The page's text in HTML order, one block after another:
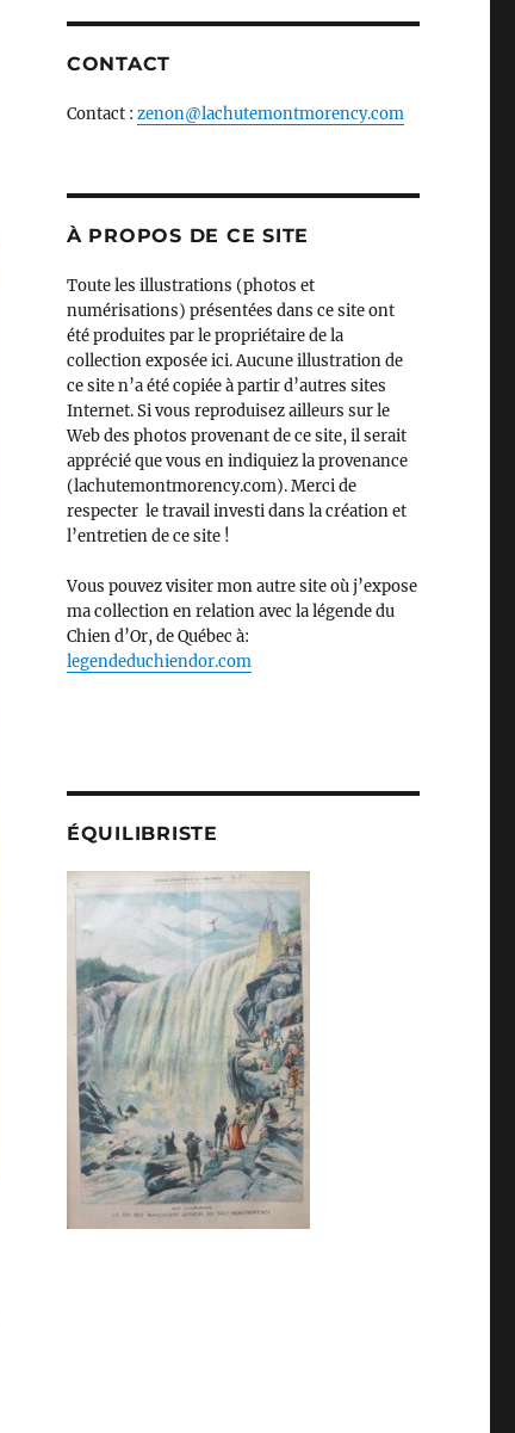
CONTACT
Contact : zenon@lachutemontmorency.com
À PROPOS DE CE SITE
Toute les illustrations (photos et
numérisations) présentées dans ce site ont
été produites par le propriétaire de la
collection exposée ici. Aucune illustration de
ce site n’a été copiée à partir d’autres sites
Internet. Si vous reproduisez ailleurs sur le
Web des photos provenant de ce site, il serait
apprécié que vous en indiquiez la provenance
(lachutemontmorency.com). Merci de
respecter le travail investi dans la création et
l’entretien de ce site !
Vous pouvez visiter mon autre site où j’expose
ma collection en relation avec la légende du
Chien d’Or, de Québec à:
legendeduchiendor.com
ÉQUILIBRISTE